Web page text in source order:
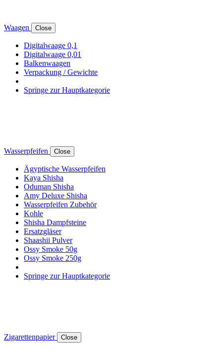
Waagen Close
Digitalwaage 0,1
Digitalwaage 0,01
Balkenwaagen
Verpackung / Gewichte
Springe zur Hauptkategorie
Wasserpfeifen Close
Ägyptische Wasserpfeifen
Kaya Shisha
Oduman Shisha
Amy Deluxe Shisha
Wasserpfeifen Zubehör
Kohle
Shisha Dampfsteine
Ersatzgläser
Shaashii Pulver
Ossy Smoke 50g
Ossy Smoke 250g
Springe zur Hauptkategorie
Zigarettenpapier Close